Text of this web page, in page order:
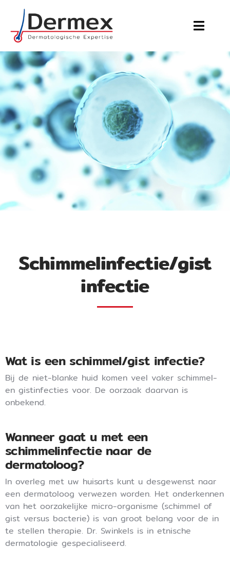
Schimmelinfectie/gist
infectie
Wat is een schimmel/gist infectie?
Bij de niet-blanke huid komen veel vaker schimmel-
en gistinfecties voor. De oorzaak daarvan is
onbekend.
Wanneer gaat u met een
schimmelinfectie naar de
dermatoloog?
In overleg met uw huisarts kunt u desgewenst naar
een dermatoloog verwezen worden. Het onderkennen
van het oorzakelijke micro-organisme (schimmel of
gist versus bacterie) is van groot belang voor de in
te stellen therapie. Dr. Swinkels is in etnische
dermatologie gespecialiseerd.